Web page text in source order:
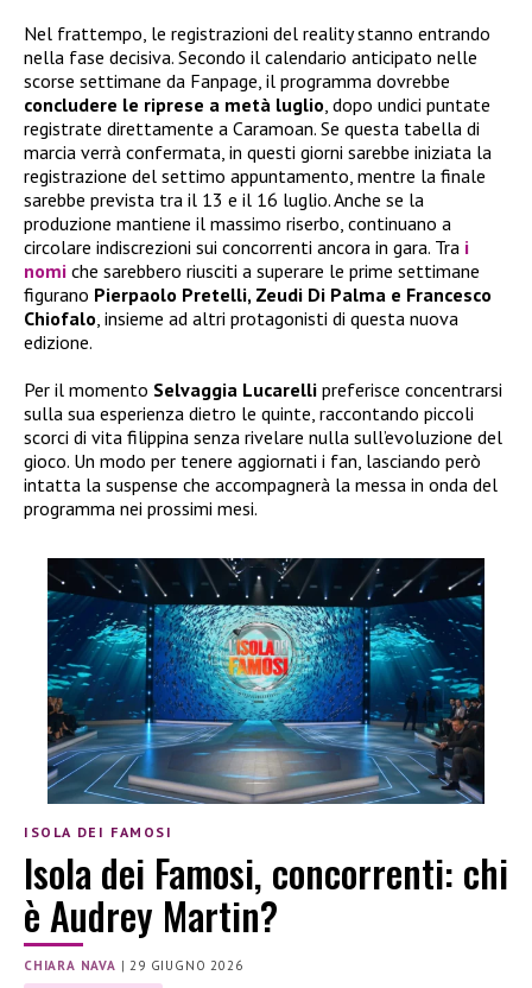
Nel frattempo, le registrazioni del reality stanno entrando
nella fase decisiva. Secondo il calendario anticipato nelle
scorse settimane da Fanpage, il programma dovrebbe
concludere le riprese a metà luglio, dopo undici puntate
registrate direttamente a Caramoan. Se questa tabella di
marcia verrà confermata, in questi giorni sarebbe iniziata la
registrazione del settimo appuntamento, mentre la finale
sarebbe prevista tra il 13 e il 16 luglio. Anche se la
produzione mantiene il massimo riserbo, continuano a
circolare indiscrezioni sui concorrenti ancora in gara. Tra i
nomi che sarebbero riusciti a superare le prime settimane
figurano Pierpaolo Pretelli, Zeudi Di Palma e Francesco
Chiofalo, insieme ad altri protagonisti di questa nuova
edizione.
Per il momento Selvaggia Lucarelli preferisce concentrarsi
sulla sua esperienza dietro le quinte, raccontando piccoli
scorci di vita filippina senza rivelare nulla sull’evoluzione del
gioco. Un modo per tenere aggiornati i fan, lasciando però
intatta la suspense che accompagnerà la messa in onda del
programma nei prossimi mesi.
ISOLA DEI FAMOSI
Isola dei Famosi, concorrenti: chi
è Audrey Martin?
CHIARA NAVA |29 GIUGNO 2026